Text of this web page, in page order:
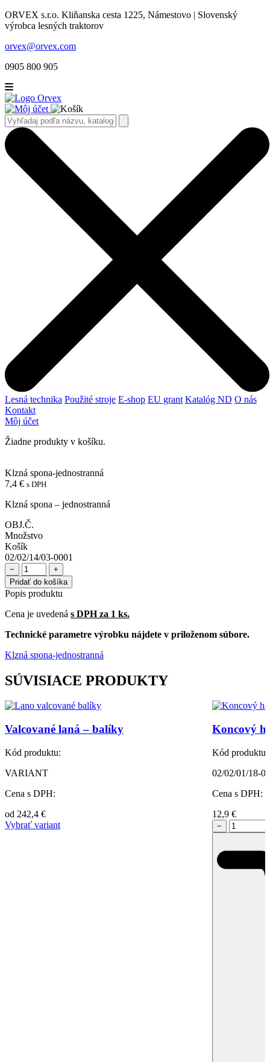
ORVEX s.r.o. Kliňanska cesta 1225, Námestovo | Slovenský
výrobca lesných traktorov
orvex@orvex.com
0905 800 905
Lesná technika Použité stroje E-shop EU grant Katalóg ND O nás
Kontakt
Môj účet
Žiadne produkty v košíku.
Klzná spona-jednostranná
7,4 € s DPH
Klzná spona – jednostranná
OBJ.Č.
Množstvo
Košík
02/02/14/03-0001
−
+
Pridať do košíka
Popis produktu
Cena je uvedená s DPH za 1 ks.
Technické parametre výrobku nájdete v priloženom súbore.
Klzná spona-jednostranná
SÚVISIACE PRODUKTY
Valcované laná – balíky
Kód produktu:
VARIANT
Cena s DPH:
od 242,4 €
Vybrať variant
Koncový
Kód produktu:
02/02/01/18-
Cena s DPH:
12,9 €
−